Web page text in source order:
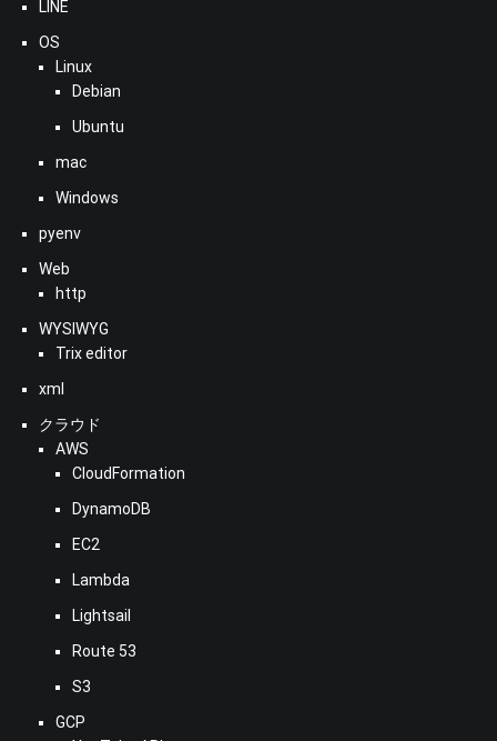
LINE
OS
Linux
Debian
Ubuntu
mac
Windows
pyenv
Web
http
WYSIWYG
Trix editor
xml
クラウド
AWS
CloudFormation
DynamoDB
EC2
Lambda
Lightsail
Route 53
S3
GCP